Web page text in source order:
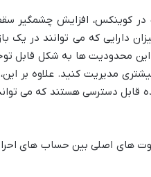
در کوینکس، افزایش چشمگیر
دارایی که می توانند در یک
این محدودیت ها به شکل قابل
مدیریت کنید. علاوه بر
قابل دسترسی هستند که می
های اصلی بین حساب های